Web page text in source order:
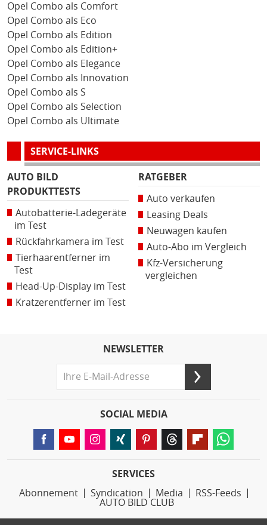
Opel Combo als Comfort
Opel Combo als Eco
Opel Combo als Edition
Opel Combo als Edition+
Opel Combo als Elegance
Opel Combo als Innovation
Opel Combo als S
Opel Combo als Selection
Opel Combo als Ultimate
SERVICE-LINKS
AUTO BILD
PRODUKTTESTS
Autobatterie-Ladegeräte
im Test
Rückfahrkamera im Test
Tierhaarentferner im
Test
Head-Up-Display im Test
Kratzerentferner im Test
RATGEBER
Auto verkaufen
Leasing Deals
Neuwagen kaufen
Auto-Abo im Vergleich
Kfz-Versicherung
vergleichen
NEWSLETTER
SOCIAL MEDIA
SERVICES
Abonnement
Syndication Media
RSS-Feeds
AUTO BILD CLUB